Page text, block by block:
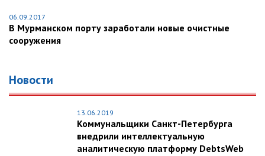
06.09.2017
В Мурманском порту заработали новые очистные
сооружения
Новости
13.06.2019
Коммунальщики Санкт-Петербурга
внедрили интеллектуальную
аналитическую платформу DebtsWeb